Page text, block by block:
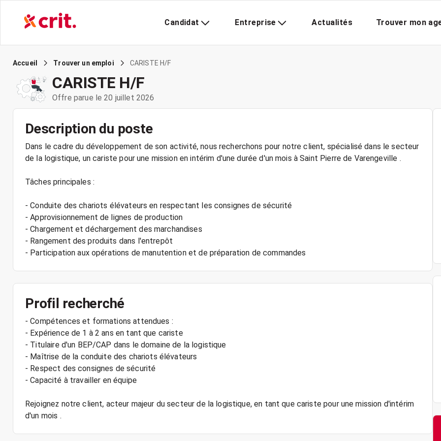
Candidat Entreprise Actualités Trouver mon
Accueil Trouver un emploi CARISTE H/F
CARISTE H/F
Offre parue le 20 juillet 2026
Description du poste
Dans le cadre du développement de son activité, nous recherchons pour notre client, spécialisé dans le secteur
de la logistique, un cariste pour une mission en intérim d'une durée d'un mois à Saint Pierre de Varengeville .
Tâches principales :
- Conduite des chariots élévateurs en respectant les consignes de sécurité
- Approvisionnement de lignes de production
- Chargement et déchargement des marchandises
- Rangement des produits dans l'entrepôt
Profil recherché
- Compétences et formations attendues :
- Expérience de 1 à 2 ans en tant que cariste
- Titulaire d'un BEP/CAP dans le domaine de la logistique
- Maîtrise de la conduite des chariots élévateurs
- Respect des consignes de sécurité
- Capacité à travailler en équipe
Rejoignez notre client, acteur majeur du secteur de la logistique, en tant que cariste pour une mission d'intérim